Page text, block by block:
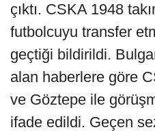
çıktı. CSKA 1948
futbolcuyu transfer
geçtiği bildirildi.
alan haberlere göre
ve Göztepe ile
ifade edildi. Geçen